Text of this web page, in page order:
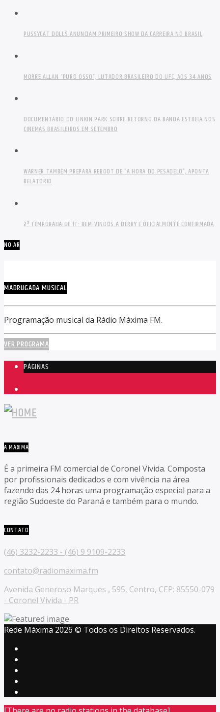
PUSSYCAT DOLLS ANUNCIAM PRIMEIRO SHOW DA CARREIRA NO BRASIL
MORRE ALLAN “PURO OSSO”, LUTADOR BRASILEIRO DO UFC, AOS 34 ANOS
DOCUMENTÁRIO DO LINKIN PARK SOBRE RETORNO DA BANDA ESTREIA NOS
CINEMAS BRASILEIROS EM SETEMBRO
WARNER TAMBÉM PREPARA REBOOT DE “A HORA DO PESADELO”, APONTA
RELATÓRIO
2ª TEMPORADA DE IT: BEM-VINDOS A DERRY É OFICIALMENTE CONFIRMADA
NO AR
MADRUGADA MUSICAL
Programação musical da Rádio Máxima FM.
VER PROGRAMA
PÁGINAS
A MÁXIMA
É a primeira FM comercial de Coronel Vivida. Composta
por profissionais dedicados e com vivência na área
fazendo das 24 horas uma programação especial para a
região Sudoeste do Paraná e também para o mundo.
CONTATO
(46) 3232-2233 - (46) 9 9109-2233
contato@radiomaxima.fm
Avenida Generoso Marques , 595, Centro, CEP: 85550-079
- Coronel Vivida - PR
Rede Máxima 2026 © Todos os Direitos Reservados.